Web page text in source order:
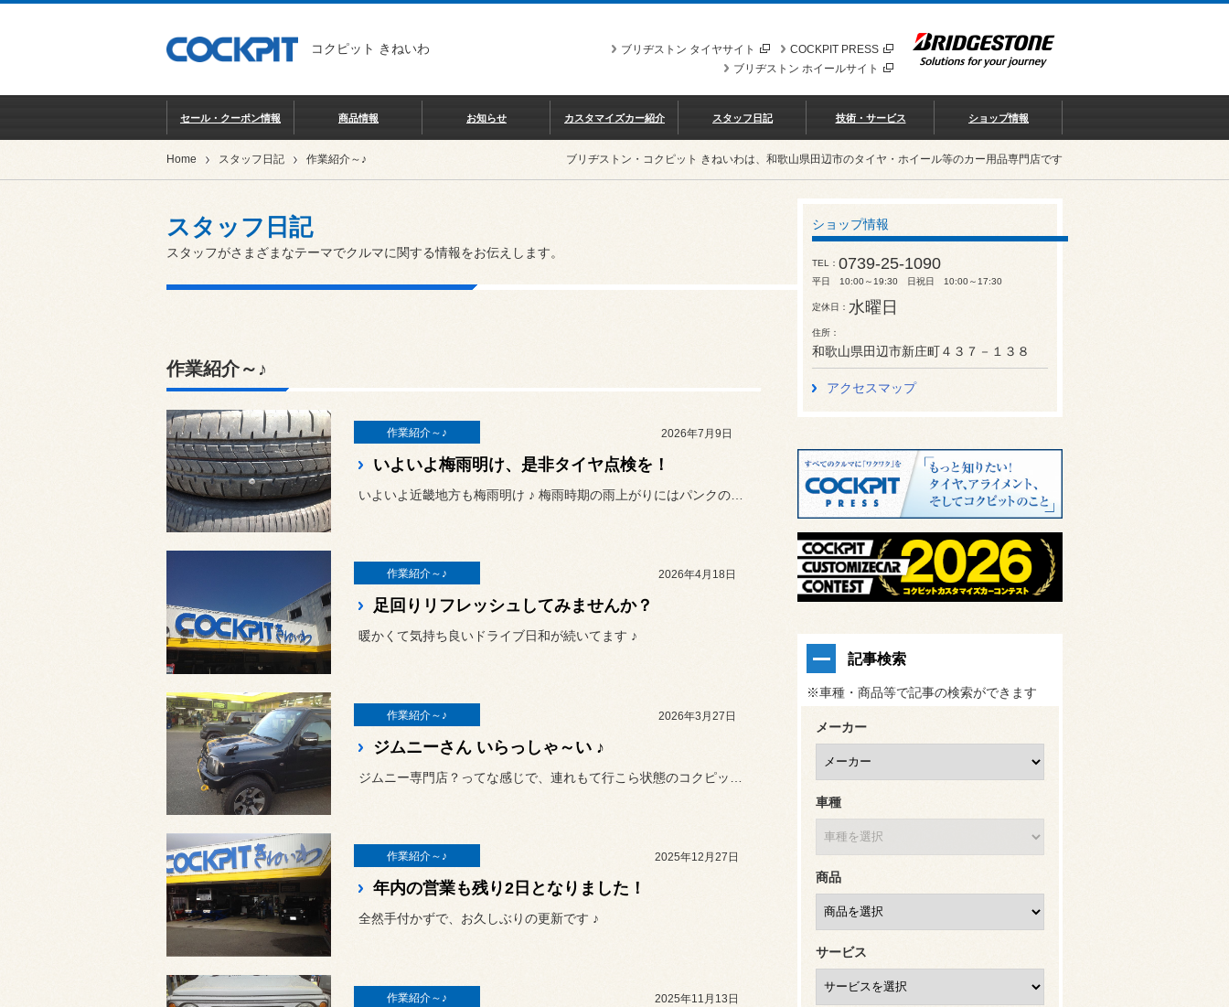
コクピット きねいわ COCKPIT PRESS
ブリヂストン タイヤサイト
ブリヂストン ホイールサイト
セール・クーポン情報 商品情報 お知らせ カスタマイズカー紹介 スタッフ日記 技術・サービス ショップ情報
Home スタッフ日記 作業紹介～♪ ブリヂストン・コクピット きねいわは、和歌山県田辺市のタイヤ・ホイール等のカー用品専門店です
スタッフ日記
スタッフがさまざまなテーマでクルマに関する情報をお伝えします。
作業紹介～♪
作業紹介～♪ 2026年7月9日
いよいよ梅雨明け、是非タイヤ点検を！
作業紹介～♪ 2026年4月18日
足回りリフレッシュしてみませんか？
暖かくて気持ち良いドライブ日和が続いてます ♪
作業紹介～♪ 2026年3月27日
ジムニーさん いらっしゃ～い ♪
作業紹介～♪ 2025年12月27日
年内の営業も残り2日となりました！
全然手付かずで、お久しぶりの更新です ♪
作業紹介～♪ 2025年11月13日
ショップ情報
TEL 0739-25-1090
平日 10:00～19:30 日祝日 10:00～17:30
定休日 水曜日
住所
和歌山県田辺市新庄町４３７－１３８
アクセスマップ
記事検索
※車種・商品等で記事の検索ができます
メーカー
車種
商品
サービス